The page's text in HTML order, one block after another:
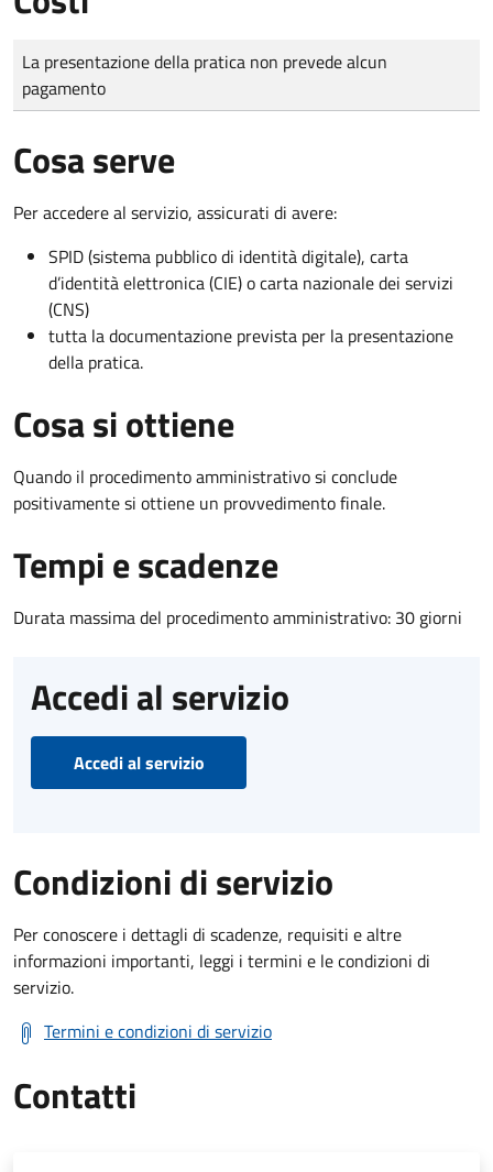
Tipo di pagamento
Importo
La presentazione della pratica non prevede alcun
pagamento
Cosa serve
Per accedere al servizio, assicurati di avere:
SPID (sistema pubblico di identità digitale), carta
d’identità elettronica (CIE) o carta nazionale dei servizi
(CNS)
tutta la documentazione prevista per la presentazione
della pratica.
Cosa si ottiene
Quando il procedimento amministrativo si conclude
positivamente si ottiene un provvedimento finale.
Tempi e scadenze
Durata massima del procedimento amministrativo: 30 giorni
Accedi al servizio
Accedi al servizio
Condizioni di servizio
Per conoscere i dettagli di scadenze, requisiti e altre
informazioni importanti, leggi i termini e le condizioni di
servizio.
Termini e condizioni di servizio
Contatti